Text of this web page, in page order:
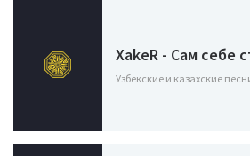
XakeR - Сам себе
Узбекские и казахские